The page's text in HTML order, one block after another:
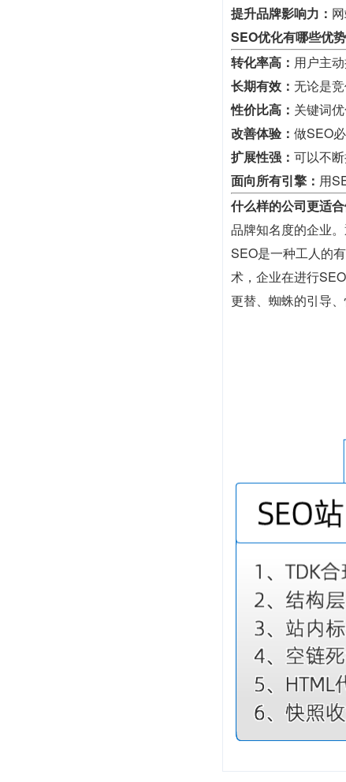
提升品牌影响力：
SEO优化有哪些优
转化率高： 用户主
长期有效： 无论是
性价比高： 关键词
改善体验： 做SEO
扩展性强： 可以不
面向所有引擎： 用
什么样的公司更适
品牌知名度的企业
SEO是一种工人的
术，企业在进行
更替、蜘蛛的引导